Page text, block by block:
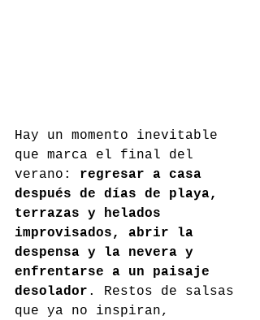
Hay un momento inevitable
que marca el final del
verano: regresar a casa
después de días de playa,
terrazas y helados
improvisados, abrir la
despensa y la nevera y
enfrentarse a un paisaje
desolador . Restos de salsas
que ya no inspiran,